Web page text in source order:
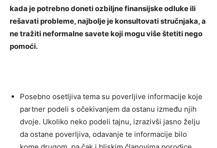
kada je potrebno doneti ozbiljne finansijske odluke ili
rešavati probleme, najbolje je konsultovati stručnjaka, a
ne tražiti neformalne savete koji mogu više štetiti nego
pomoći.
Posebno osetljiva tema su poverljive informacije koje
partner podeli s očekivanjem da ostanu između njih
dvoje. Ukoliko neko podeli tajnu, izrazivši jasno želju
da ostane poverljiva, odavanje te informacije bilo